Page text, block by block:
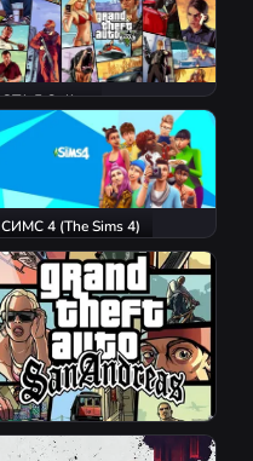
GTA 5 Online
СИМС 4 (The Sims 4)
GTA San Andreas